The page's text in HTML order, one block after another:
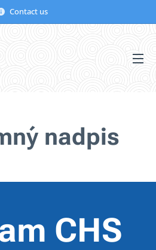
Contact us
nadpis
CHS